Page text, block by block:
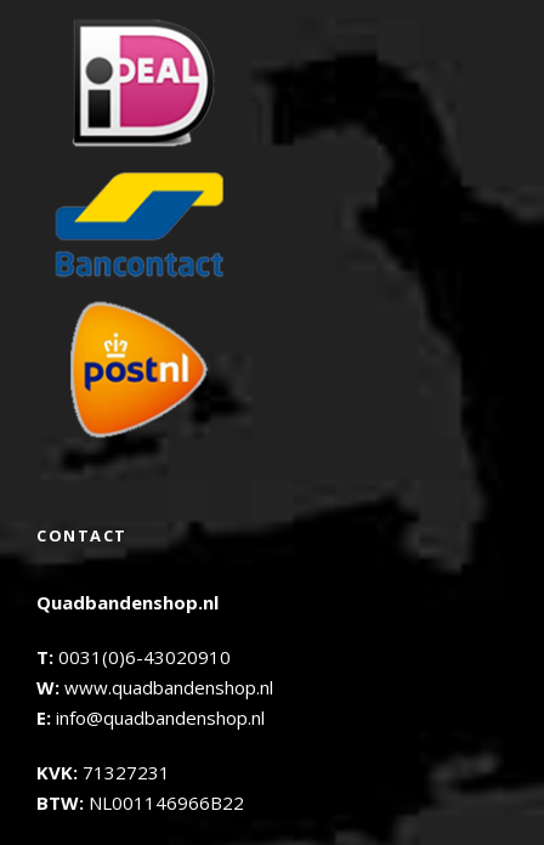
CONTACT
Quadbandenshop.nl
T: 0031(0)6-43020910
W: www.quadbandenshop.nl
E: info@quadbandenshop.nl
KVK: 71327231
BTW: NL001146966B22